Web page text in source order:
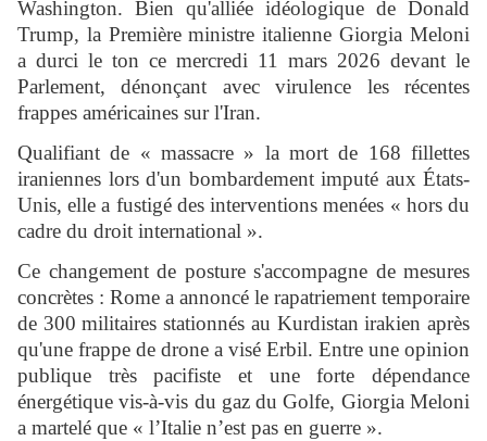
Washington. Bien qu'alliée idéologique de Donald
Trump, la Première ministre italienne Giorgia Meloni
a durci le ton ce mercredi 11 mars 2026 devant le
Parlement, dénonçant avec virulence les récentes
frappes américaines sur l'Iran.
Qualifiant de « massacre » la mort de 168 fillettes
iraniennes lors d'un bombardement imputé aux États-
Unis, elle a fustigé des interventions menées « hors du
cadre du droit international ».
Ce changement de posture s'accompagne de mesures
concrètes : Rome a annoncé le rapatriement temporaire
de 300 militaires stationnés au Kurdistan irakien après
qu'une frappe de drone a visé Erbil. Entre une opinion
publique très pacifiste et une forte dépendance
énergétique vis-à-vis du gaz du Golfe, Giorgia Meloni
a martelé que « l’Italie n’est pas en guerre ».